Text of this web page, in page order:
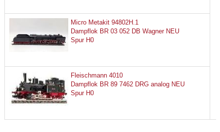
Micro Metakit 94802H.1
Dampflok BR 03 052 DB Wagner NEU
Spur H0
Fleischmann 4010
Dampflok BR 89 7462 DRG analog NEU
Spur H0